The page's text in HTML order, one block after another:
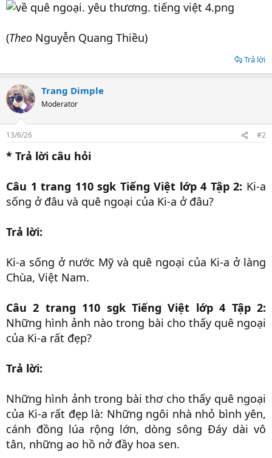
(Theo Nguyễn Quang Thiều)
Trả lời
Trang Dimple
Moderator
13/6/26 #2
* Trả lời câu hỏi
Câu 1 trang 110 sgk Tiếng Việt lớp 4 Tập 2: Ki-a
sống ở đâu và quê ngoại của Ki-a ở đâu?
Trả lời:
Ki-a sống ở nước Mỹ và quê ngoại của Ki-a ở làng
Chùa, Việt Nam.
Câu 2 trang 110 sgk Tiếng Việt lớp 4 Tập 2:
Những hình ảnh nào trong bài cho thấy quê ngoại
của Ki-a rất đẹp?
Trả lời:
Những hình ảnh trong bài thơ cho thấy quê ngoại
của Ki-a rất đẹp là: Những ngôi nhà nhỏ bình yên,
cánh đồng lúa rộng lớn, dòng sông Đáy dài vô
tân, những ao hồ nở đầy hoa sen.